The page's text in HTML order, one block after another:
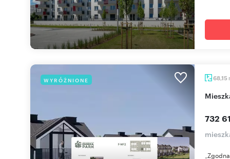
WYRÓŻNIONE 68,15
732